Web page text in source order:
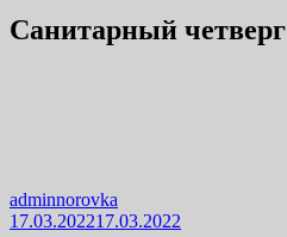
Санитарный четверг
adminnorovka
17.03.202217.03.2022